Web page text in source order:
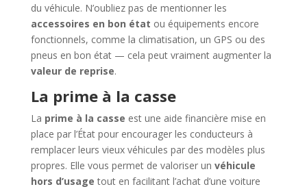
du véhicule. N’oubliez pas de mentionner les
accessoires en bon état ou équipements encore
fonctionnels, comme la climatisation, un GPS ou des
pneus en bon état — cela peut vraiment augmenter la
valeur de reprise.
La prime à la casse
La prime à la casse est une aide financière mise en
place par l’État pour encourager les conducteurs à
remplacer leurs vieux véhicules par des modèles plus
propres. Elle vous permet de valoriser un véhicule
hors d’usage tout en facilitant l’achat d’une voiture